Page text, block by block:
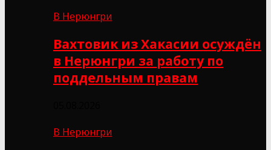
В Нерюнгри
Вахтовик из Хакасии осуждён
в Нерюнгри за работу по
поддельным правам
В Нерюнгри